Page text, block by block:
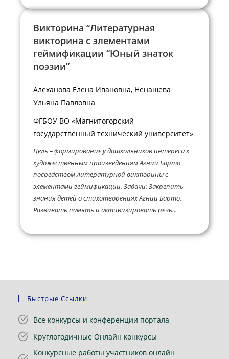
Викторина “Литературная
викторина с элементами
геймификации “Юный знаток
поэзии”
Алеханова Елена Ивановна, Ненашева
Ульяна Павловна
ФГБОУ ВО «Магнитогорский
государственный технический университет»
Цель – формирование у дошкольников интереса к
художественным произведениям Агнии Барто
посредством литературной викторины с
элементами геймификации. Задачи: Закрепить
знания детей о стихотворениях Агнии Барто.
Развивать память и активизировать речь...
Быстрые Ссылки
Все конкурсы и конференции портала
Круглогодичные Онлайн конкурсы
Конкурсные работы участников онлайн